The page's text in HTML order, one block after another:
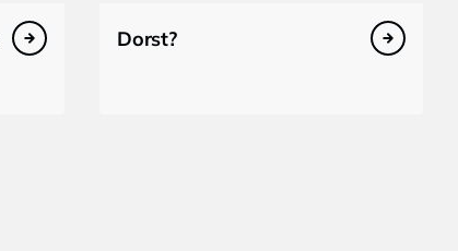
Dorst?